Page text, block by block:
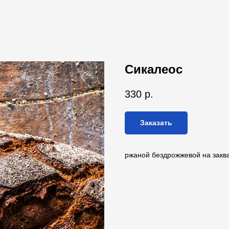
Сикалеос
330 р.
Заказать
ржаной бездрожжевой на